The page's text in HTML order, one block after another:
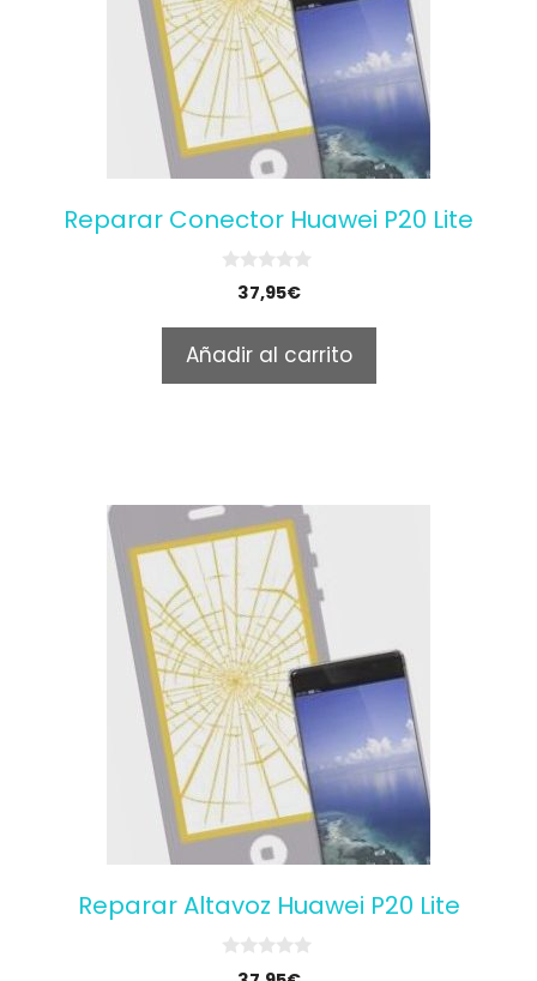
Reparar Conector Huawei P20 Lite
o
f
5
37,95€
Añadir al carrito
Reparar Altavoz Huawei P20 Lite